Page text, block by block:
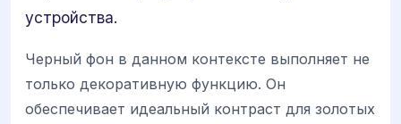
устройства.
Черный фон в данном контексте выполняет не
только декоративную функцию. Он
обеспечивает идеальный контраст для золотых